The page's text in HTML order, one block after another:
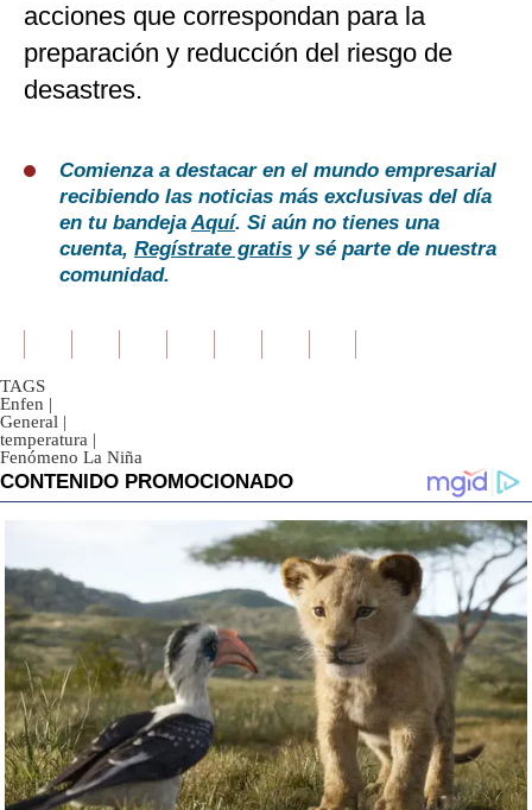
acciones que correspondan para la
preparación y reducción del riesgo de
desastres.
Comienza a destacar en el mundo empresarial
recibiendo las noticias más exclusivas del día
en tu bandejaAquí. Si aún no tienes una
cuenta, Regístrate gratis y sé parte de nuestra
comunidad.
TAGS
Enfen |
General |
temperatura |
Fenómeno La Niña